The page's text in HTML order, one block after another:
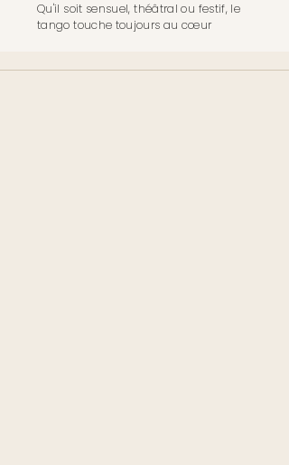
Qu'il soit sensuel, théâtral ou festif, le
tango touche toujours au cœur